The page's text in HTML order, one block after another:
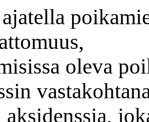
oleva
aksidenssia,